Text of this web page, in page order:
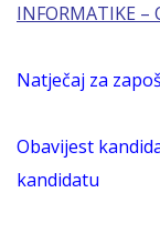
INFORMATIKE –
Natječaj za
Obavijest
kandidatu